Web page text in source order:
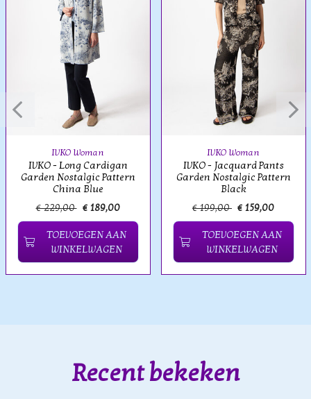
IVKO Woman
IVKO - Long Cardigan
Garden Nostalgic Pattern
China Blue
€ 229,00 € 189,00
TOEVOEGEN AAN
WINKELWAGEN
IVKO Woman
IVKO - Jacquard Pants
Garden Nostalgic Pattern
Black
€ 199,00 € 159,00
TOEVOEGEN AAN
WINKELWAGEN
Recent bekeken